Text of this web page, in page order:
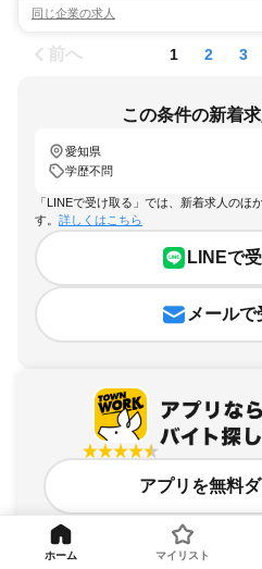
同じ企業の求人
前へ 1 2 3
この条件の新着
愛知県
学歴不問
「LINEで受け取る」では、新着求人のほ
す。 詳しくはこちら
LINEで
メールで
アプリを無料
ホーム マイリスト